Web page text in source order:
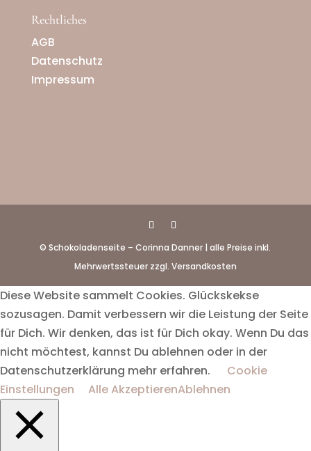
Rechtliches
AGB
Datenschutz
Impressum
© Schokoladenseite – Corinna Danner | alle Preise inkl.
Mehrwertssteuer zzgl. Versandkosten
Diese Website sammelt Cookies. Glückskekse
sozusagen. Damit verbessern wir die Leistung der Seite
für Dich. Wir denken, das ist für Dich okay. Wenn Du das
nicht möchtest, kannst Du ablehnen oder in der
Datenschutzerklärung mehr erfahren.
Cookie
Einstellungen
Alle AkzeptierenAblehnen